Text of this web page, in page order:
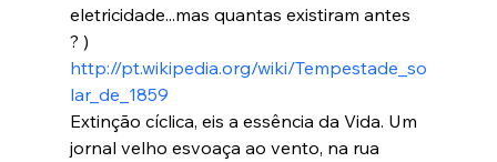
eletricidade...mas quantas existiram antes
http://pt.wikipedia.org/wiki/Tempestade_so
lar_de_1859
Extinção cíclica, eis a essência da Vida. Um
jornal velho esvoaça ao vento, na rua